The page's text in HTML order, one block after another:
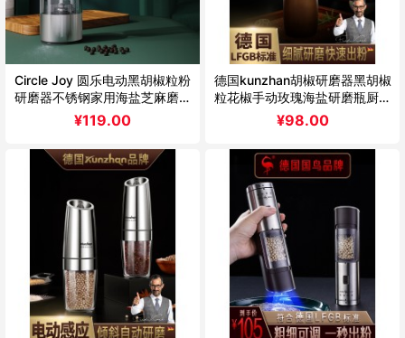
Circle Joy 圆乐电动黑胡椒粒粉
研磨器不锈钢家用海盐芝麻磨碾
粉
¥119.00
德国kunzhan胡椒研磨器黑胡椒
粒花椒手动玫瑰海盐研磨瓶厨房
家用
¥98.00